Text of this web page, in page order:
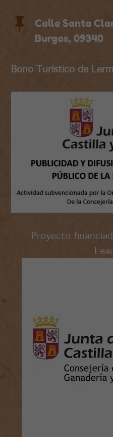

Calle Santa
Burgos, 09340
Bono Turístico de
Proyecto